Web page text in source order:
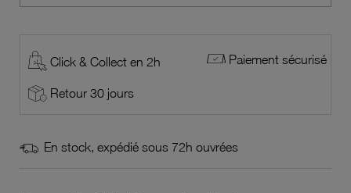
Click & Collect en 2h Paiement sécurisé
Retour 30 jours
En stock, expédié sous 72h ouvrées